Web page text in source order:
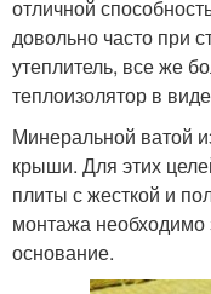
отличной
довольно часто при
утеплитель, все же
теплоизолятор в
Минеральной ватой
крыши. Для этих
плиты с жесткой и
монтажа необходимо
основание.